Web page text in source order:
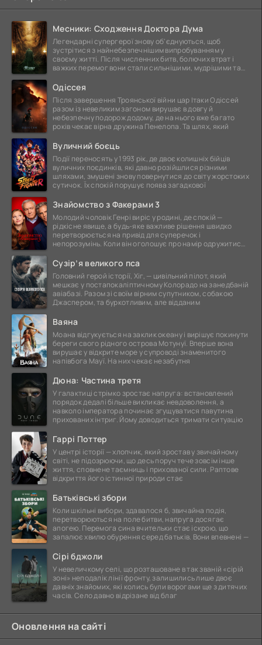
Месники: Сходження Доктора Дума
Легендарні супергерої знову об'єднуються, щоб
зустрітися з найнебезпечнішим випробуванням у
своєму житті. Після численних битв, болючих втрат і
важких перемог вони стали сильнішими, мудрішими та
Одіссея
Після завершення Троянської війни цар Ітаки Одіссей
разом із невеликим загоном вирушає в довгу й
небезпечну подорож додому, де на нього вже багато
років чекає вірна дружина Пенелопа. Та шлях, який
Вуличний боєць
Події переносять у 1993 рік, де двоє колишніх бійців
вуличних поєдинків, які давно розійшлися різними
шляхами, змушені знову повернутися до світу жорстоких
сутичок. Їх спокій порушує поява загадкової
Знайомство з Факерами 3
Молодий чоловік Генрі виріс у родині, де спокій —
рідкісне явище, а будь-яке важливе рішення швидко
перетворюється на привід для суперечок і
непорозумінь. Коли він оголошує про намір одружитися,
Сузір’я великого пса
Головний герой історії, Хіг, — цивільний пілот, який
мешкає у постапокаліптичному Колорадо на занедбаній
авіабазі. Разом зі своїм вірним супутником, собакою
Джаспером, та буркотливим, але відданим
Ваяна
Моана відгукується на заклик океану і вирішує покинути
береги свого рідного острова Мотунуї. Вперше вона
вирушає у відкрите море у супроводі знаменитого
напівбога Мауї. На них чекає незабутня
Дюна: Частина третя
У галактиці стрімко зростає напруга: встановлений
порядок дедалі більше викликає невдоволення, а
навколо імператора починає згущуватися павутина
прихованих інтриг. Йому доводиться тримати ситуацію
Гаррі Поттер
У центрі історії — хлопчик, який зростав у звичайному
світі, не підозрюючи, що десь поруч тече зовсім інше
життя, сповнене таємниць і прихованої сили. Раптове
відкриття його істинної природи стає
Батьківські збори
Коли шкільні вибори, здавалося б, звичайна подія,
перетворюються на поле битви, напруга досягає
апогею. Перемога сина вчительки стає іскрою, що
запалює хвилю обурення серед батьків. Вони впевнені —
Сірі бджоли
У невеличкому селі, що розташоване в так званій «сірій
зоні» неподалік лінії фронту, залишились лише двоє
давніх знайомих, які колись були ворогами ще з дитячих
часів. Село давно відрізане від благ
Оновлення на сайті